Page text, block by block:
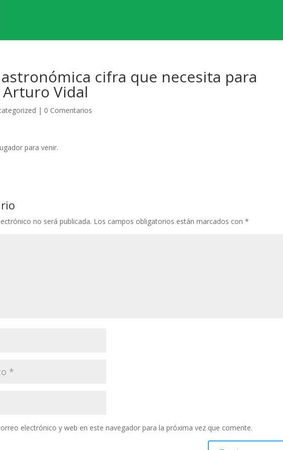
cifra que necesita para
Vidal
| 0 Comentarios
para venir.
no será publicada. Los campos obligatorios están marcados con*
electrónico y web en este navegador para la próxima vez que comente.